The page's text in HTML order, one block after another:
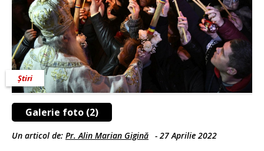
Galerie foto (2)
Știri
Un articol de: Pr. Alin Marian Gigină - 27 Aprilie 2022